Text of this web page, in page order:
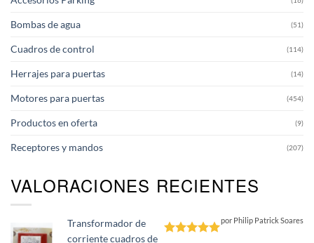
Bombas de agua (51)
Cuadros de control (114)
Herrajes para puertas (14)
Motores para puertas (454)
Productos en oferta (9)
Receptores y mandos (207)
VALORACIONES RECIENTES
Transformador de
corriente cuadros de
por Philip Patrick Soares